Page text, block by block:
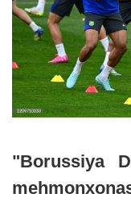
"Borussiya